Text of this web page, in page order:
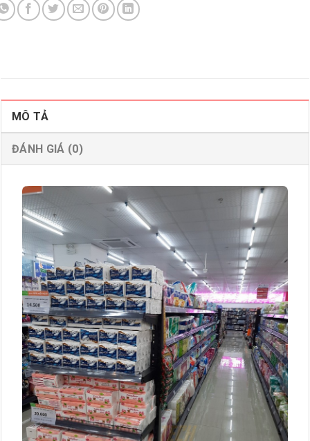
MÔ TẢ
ĐÁNH GIÁ (0)